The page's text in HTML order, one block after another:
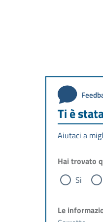
Ti è
Aiutaci a
Hai trovato
Si
Le